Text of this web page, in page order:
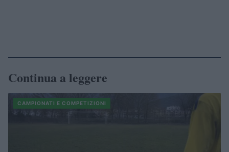
Continua a leggere
CAMPIONATI E COMPETIZIONI